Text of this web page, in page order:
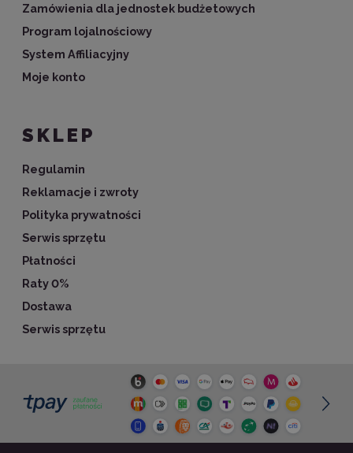
Zamówienia dla jednostek budżetowych
Program lojalnościowy
System Affiliacyjny
Moje konto
SKLEP
Regulamin
Reklamacje i zwroty
Polityka prywatności
Serwis sprzętu
Płatności
Raty 0%
Dostawa
Serwis sprzętu